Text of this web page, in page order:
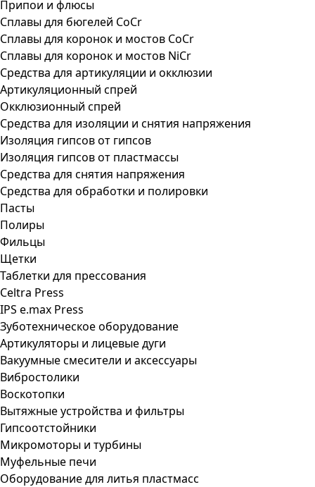
Припои и флюсы
Сплавы для бюгелей CoCr
Сплавы для коронок и мостов CoCr
Сплавы для коронок и мостов NiCr
Средства для артикуляции и окклюзии
Артикуляционный спрей
Окклюзионный спрей
Средства для изоляции и снятия напряжения
Изоляция гипсов от гипсов
Изоляция гипсов от пластмассы
Средства для снятия напряжения
Средства для обработки и полировки
Пасты
Полиры
Фильцы
Щетки
Таблетки для прессования
Celtra Press
IPS e.max Press
Зуботехническое оборудование
Артикуляторы и лицевые дуги
Вакуумные смесители и аксессуары
Вибростолики
Воскотопки
Вытяжные устройства и фильтры
Гипсоотстойники
Микромоторы и турбины
Муфельные печи
Оборудование для литья пластмасс